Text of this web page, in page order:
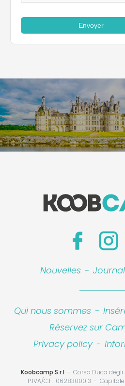
Envoyer
Nouvelles -
Qui nous sommes -
Réservez sur
Privacy policy -
Koobcamp S.r.l
Corso Duca degli
P.IVA/C.F. 10628300013
Capitale